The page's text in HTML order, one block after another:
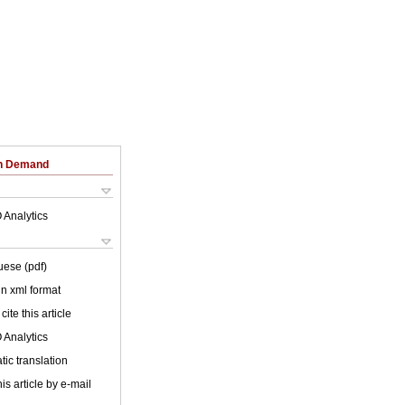
Demand
Analytics
(pdf)
xml format
this article
Analytics
translation
article by e-mail